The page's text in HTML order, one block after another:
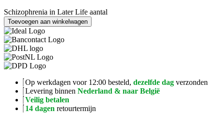
Schizophrenia in Later Life aantal
Toevoegen aan winkelwagen
Op werkdagen voor 12:00 besteld, dezelfde dag verzonden
Levering binnen Nederland & naar België
Veilig betalen
14 dagen retourtermijn